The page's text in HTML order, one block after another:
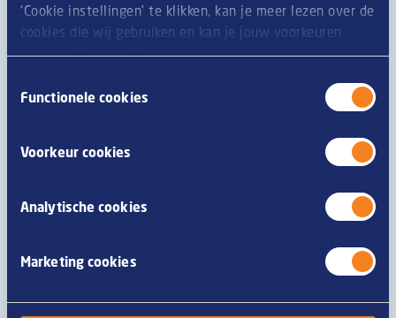
‘Cookie instellingen’ te klikken, kan je meer lezen over de
cookies die wij gebruiken en kan je jouw voorkeuren
opslaan. Door op ‘Alle cookies accepteren en doorgaan’
cookies zoals omschreven in onze
Functionele cookies
Voorkeur cookies
Analytische cookies
Marketing cookies
Lees meer